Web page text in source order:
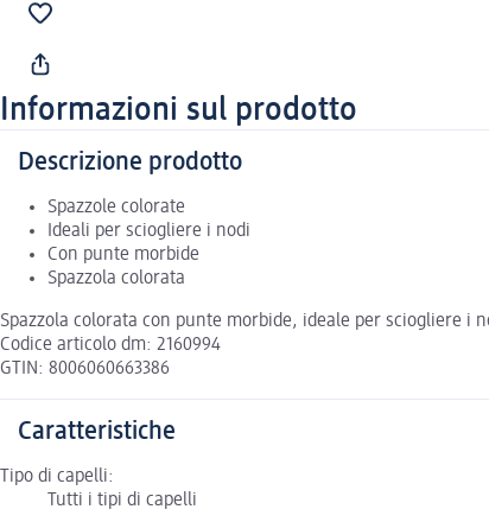
Informazioni sul prodotto
Descrizione prodotto
Spazzole colorate
Ideali per sciogliere i nodi
Con punte morbide
Spazzola colorata
Spazzola colorata con punte morbide, ideale per sciogliere i
Codice articolo dm: 2160994
GTIN: 8006060663386
Caratteristiche
Tipo di capelli:
Tutti i tipi di capelli